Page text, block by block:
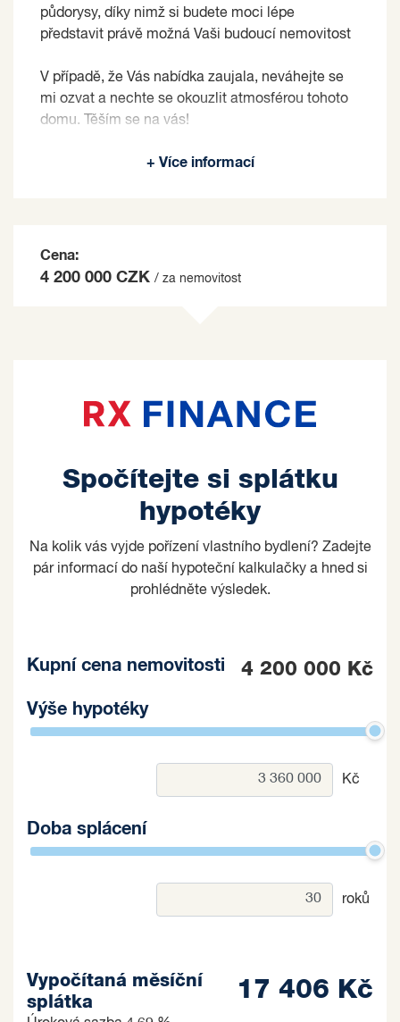
půdorysy, díky nimž si budete moci lépe
představit právě možná Vaši budoucí nemovitost
V případě, že Vás nabídka zaujala, neváhejte se
mi ozvat a nechte se okouzlit atmosférou tohoto
domu. Těším se na vás!
na základě jím zvolených kritérií.
+ Více informací
Cena:
4 200 000 CZK / za nemovitost
Spočítejte si splátku
hypotéky
Na kolik vás vyjde pořízení vlastního bydlení? Zadejte
pár informací do naší hypoteční kalkulačky a hned si
prohlédněte výsledek.
Kupní cena nemovitosti 4 200 000 Kč
Výše hypotéky
Kč
Doba splácení
roků
Vypočítaná měsíční
splátka
17 406 Kč